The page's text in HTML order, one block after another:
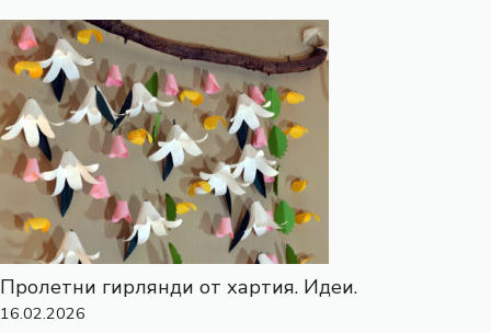
Пролетни гирлянди от хартия. Идеи.
16.02.2026